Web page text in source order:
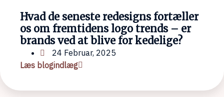
Hvad de seneste redesigns fortæller
os om fremtidens logo trends – er
brands ved at blive for kedelige?
24 Februar, 2025
Læs blogindlæg